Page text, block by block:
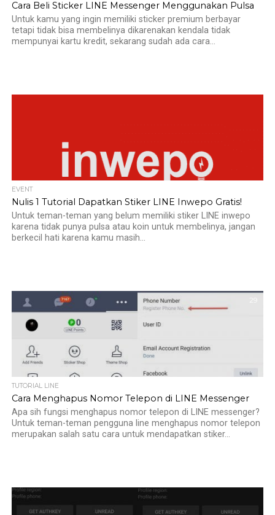
Cara Beli Sticker LINE Messenger Menggunakan Pulsa
Untuk kamu yang ingin memiliki sticker premium berbayar
tetapi tidak bisa membelinya dikarenakan kendala tidak
mempunyai kartu kredit, sekarang sudah ada cara...
EVENT
Nulis 1 Tutorial Dapatkan Stiker LINE Inwepo Gratis!
Untuk teman-teman yang belum memiliki stiker LINE inwepo
karena tidak punya pulsa atau koin untuk membelinya, jangan
berkecil hati karena kamu masih...
29
TUTORIAL LINE
Cara Menghapus Nomor Telepon di LINE Messenger
Apa sih fungsi menghapus nomor telepon di LINE messenger?
Untuk teman-teman pengguna line menghapus nomor telepon
merupakan salah satu cara untuk mendapatkan stiker...